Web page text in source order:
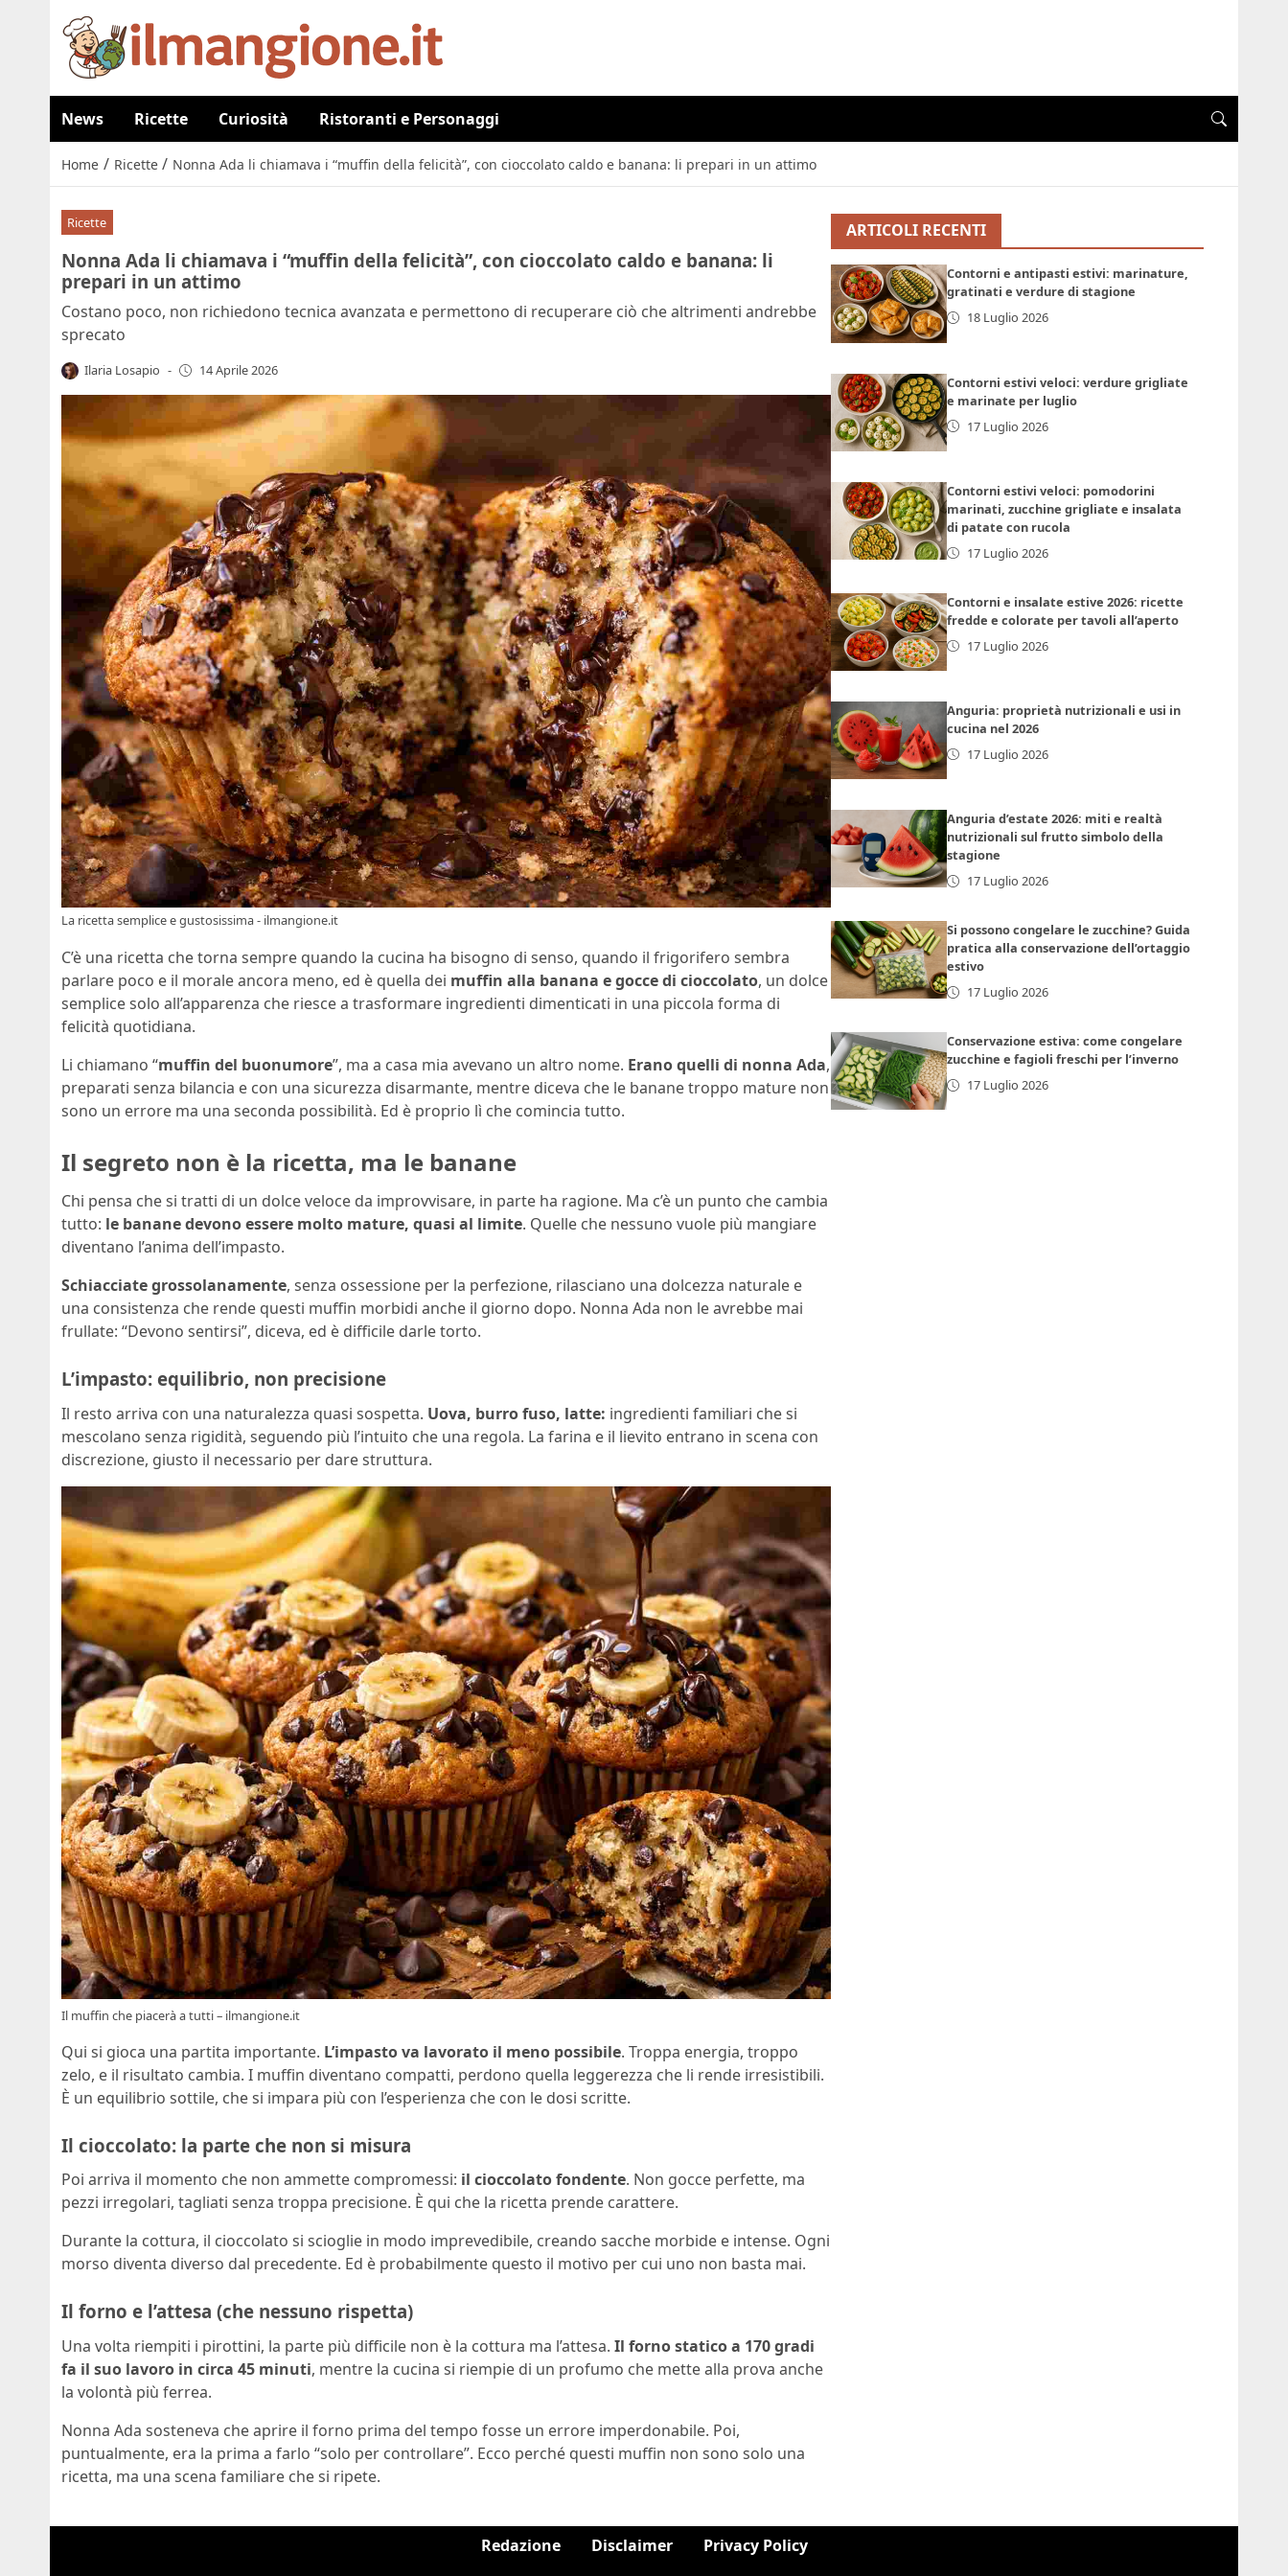
News Ricette Curiosità Ristoranti e Personaggi
Home / Ricette / Nonna Ada li chiamava i “muffin della felicità”, con cioccolato caldo e banana: li prepari in un attimo
Ricette
Nonna Ada li chiamava i “muffin della felicità”, con cioccolato caldo e banana: li
prepari in un attimo
Costano poco, non richiedono tecnica avanzata e permettono di recuperare ciò che altrimenti andrebbe
sprecato
Ilaria Losapio - 14 Aprile 2026
La ricetta semplice e gustosissima - ilmangione.it
C’è una ricetta che torna sempre quando la cucina ha bisogno di senso, quando il frigorifero sembra
parlare poco e il morale ancora meno, ed è quella dei muffin alla banana e gocce di cioccolato, un dolce
semplice solo all’apparenza che riesce a trasformare ingredienti dimenticati in una piccola forma di
felicità quotidiana.
Li chiamano “muffin del buonumore”, ma a casa mia avevano un altro nome. Erano quelli di nonna Ada,
preparati senza bilancia e con una sicurezza disarmante, mentre diceva che le banane troppo mature non
sono un errore ma una seconda possibilità. Ed è proprio lì che comincia tutto.
Il segreto non è la ricetta, ma le banane
Chi pensa che si tratti di un dolce veloce da improvvisare, in parte ha ragione. Ma c’è un punto che cambia
tutto: le banane devono essere molto mature, quasi al limite. Quelle che nessuno vuole più mangiare
diventano l’anima dell’impasto.
Schiacciate grossolanamente, senza ossessione per la perfezione, rilasciano una dolcezza naturale e
una consistenza che rende questi muffin morbidi anche il giorno dopo. Nonna Ada non le avrebbe mai
frullate: “Devono sentirsi”, diceva, ed è difficile darle torto.
L’impasto: equilibrio, non precisione
Il resto arriva con una naturalezza quasi sospetta. Uova, burro fuso, latte: ingredienti familiari che si
mescolano senza rigidità, seguendo più l’intuito che una regola. La farina e il lievito entrano in scena con
discrezione, giusto il necessario per dare struttura.
Il muffin che piacerà a tutti – ilmangione.it
Qui si gioca una partita importante. L’impasto va lavorato il meno possibile. Troppa energia, troppo
zelo, e il risultato cambia. I muffin diventano compatti, perdono quella leggerezza che li rende irresistibili.
È un equilibrio sottile, che si impara più con l’esperienza che con le dosi scritte.
Il cioccolato: la parte che non si misura
Poi arriva il momento che non ammette compromessi: il cioccolato fondente. Non gocce perfette, ma
pezzi irregolari, tagliati senza troppa precisione. È qui che la ricetta prende carattere.
Durante la cottura, il cioccolato si scioglie in modo imprevedibile, creando sacche morbide e intense. Ogni
morso diventa diverso dal precedente. Ed è probabilmente questo il motivo per cui uno non basta mai.
Il forno e l’attesa (che nessuno rispetta)
Una volta riempiti i pirottini, la parte più difficile non è la cottura ma l’attesa. Il forno statico a 170 gradi
fa il suo lavoro in circa 45 minuti, mentre la cucina si riempie di un profumo che mette alla prova anche
la volontà più ferrea.
Nonna Ada sosteneva che aprire il forno prima del tempo fosse un errore imperdonabile. Poi,
puntualmente, era la prima a farlo “solo per controllare”. Ecco perché questi muffin non sono solo una
ricetta, ma una scena familiare che si ripete.
ARTICOLI RECENTI
Contorni e antipasti estivi: marinature,
gratinati e verdure di stagione
18 Luglio 2026
Contorni estivi veloci: verdure grigliate
e marinate per luglio
17 Luglio 2026
Contorni estivi veloci: pomodorini
marinati, zucchine grigliate e insalata
di patate con rucola
17 Luglio 2026
Contorni e insalate estive 2026: ricette
fredde e colorate per tavoli all’aperto
17 Luglio 2026
Anguria: proprietà nutrizionali e usi in
cucina nel 2026
17 Luglio 2026
Anguria d’estate 2026: miti e realtà
nutrizionali sul frutto simbolo della
stagione
17 Luglio 2026
Si possono congelare le zucchine? Guida
pratica alla conservazione dell’ortaggio
estivo
17 Luglio 2026
Conservazione estiva: come congelare
zucchine e fagioli freschi per l’inverno
17 Luglio 2026
Redazione Disclaimer Privacy Policy